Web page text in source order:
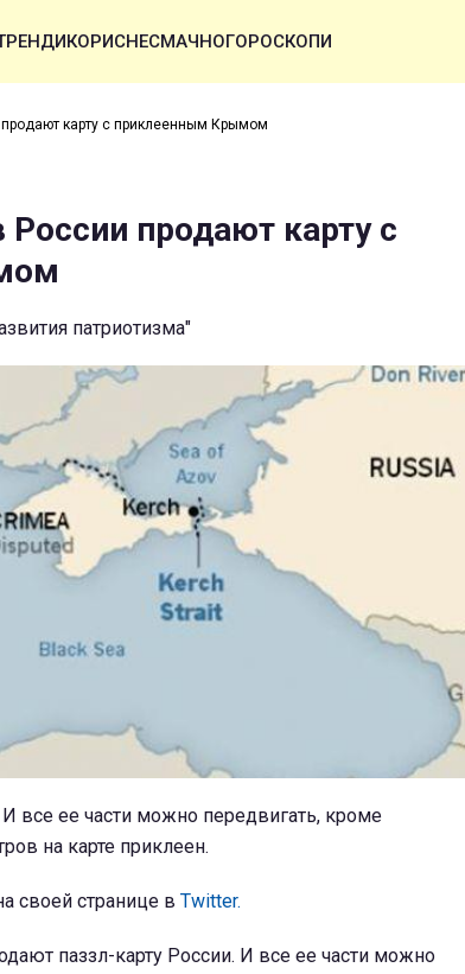
КОРИСНЕСМАЧНОГОРОСКОПИ
карту с приклеенным Крымом
продают карту с
патриотизма"
все ее части можно передвигать, кроме
на карте приклеен.
своей странице в Twitter.
паззл-карту России. И все ее части можно